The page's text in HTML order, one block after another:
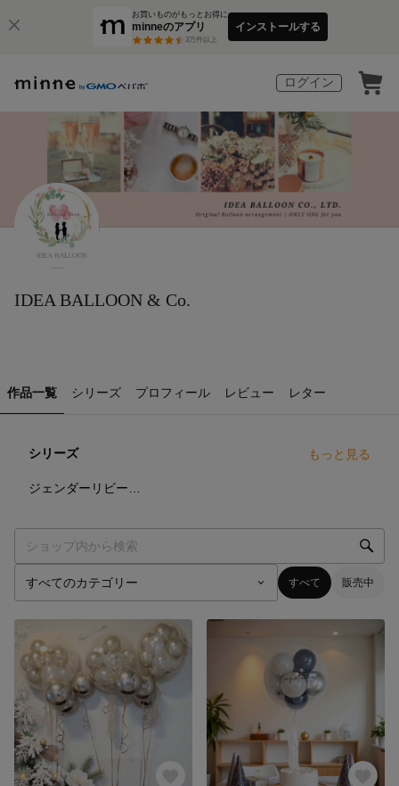
お買いものがもっとお得に
minneのアプリ
3万件以上
インストールする
ログイン
IDEA BALLOON & Co.
作品一覧 シリーズ プロフィール レビュー レター
シリーズ もっと見る
すべて 販売中